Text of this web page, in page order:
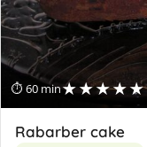
⏱ 60 min★★★★★
Rabarber cake